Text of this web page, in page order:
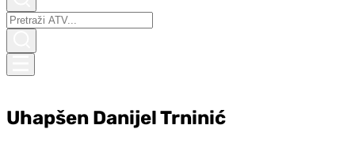
Uhapšen Danijel Trninić